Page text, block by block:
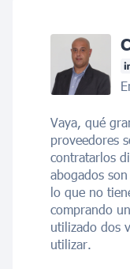
Vaya, qué
proveedores
contratarlos
abogados
lo que no
comprando
utilizado dos
utilizar.